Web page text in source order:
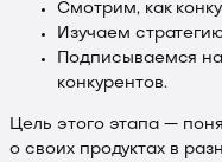
Смотрим, как
Изучаем
Подписываемся
конкурентов.
Цель этого этапа —
о своих продуктах в